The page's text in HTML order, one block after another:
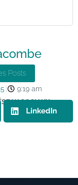
Posts
9:19 am
SOCIAUX
LinkedIn